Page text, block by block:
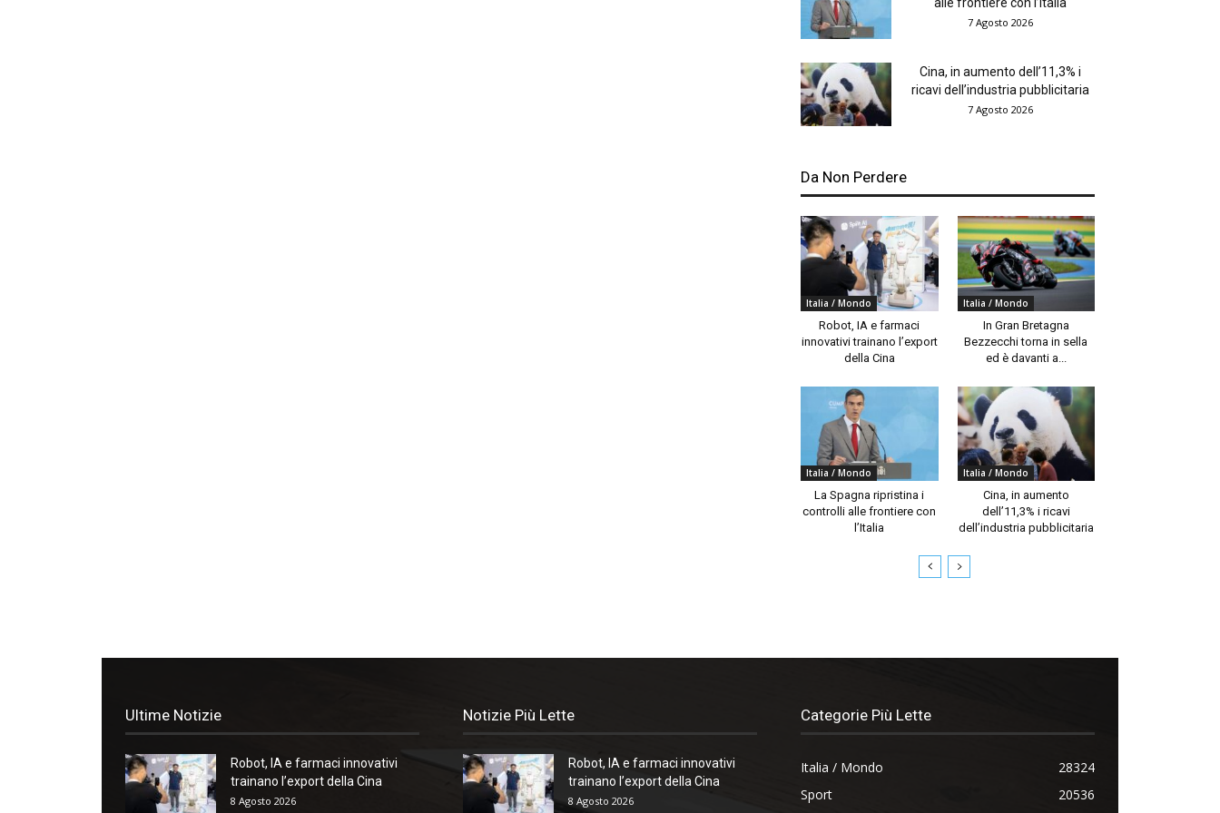
alle frontiere con l’Italia
7 Agosto 2026
Cina, in aumento dell’11,3% i
ricavi dell’industria pubblicitaria
7 Agosto 2026
Da Non Perdere
Italia / Mondo
Robot, IA e farmaci
innovativi trainano l’export
della Cina
Italia / Mondo
In Gran Bretagna
Bezzecchi torna in sella
ed è davanti a...
Italia / Mondo
La Spagna ripristina i
controlli alle frontiere con
l’Italia
Italia / Mondo
Cina, in aumento
dell’11,3% i ricavi
dell’industria pubblicitaria
Ultime Notizie
Robot, IA e farmaci innovativi
trainano l’export della Cina
8 Agosto 2026
Notizie Più Lette
Robot, IA e farmaci innovativi
trainano l’export della Cina
8 Agosto 2026
Categorie Più Lette
Italia / Mondo
28324
Sport
20536